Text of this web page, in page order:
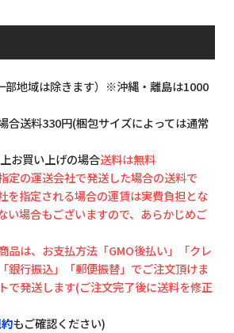
部地域は除きます）※沖縄・離島は1000
合送料330円(梱包サイズによっては通常
お買い上げの場合送料は無料
定の運送会社で発送した場合の送料で
を指定される場合の運賃は実費負担とな
い場合もございますので、あらかじめご
品は、お支払方法「GMO後払い」「クレ
銀行振込」「郵便振替」でご注文頂けま
で発送します(ご注文完了後に送料を修正
もご確認ください)